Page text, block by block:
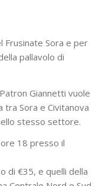
Frusinate Sora e per
pallavolo di
Giannetti vuole
tra Sora e Civitanova
stesso settore.
18 presso il
di €35, e quelli della